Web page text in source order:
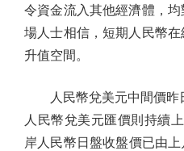
令資金流入其他經濟體，
場人士相信，短期人民幣
升值空間。
人民幣兌美元中間價昨
人民幣兌美元匯價則持續
岸人民幣日盤收盤價已由